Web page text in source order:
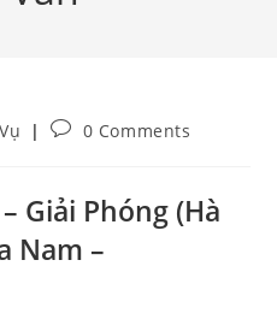
0 Comments
Giải Phóng (Hà
Nam –